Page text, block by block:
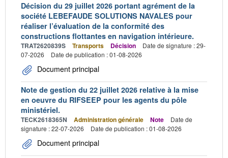
Décision du 29 juillet 2026 portant agrément de la
société LEBEFAUDE SOLUTIONS NAVALES pour
réaliser l’évaluation de la conformité des
constructions flottantes en navigation intérieure.
TRAT2620839S Transports Décision
Date de signature : 29-
07-2026
Date de publication : 01-08-2026
Document principal
Note de gestion du 22 juillet 2026 relative à la mise
en oeuvre du RIFSEEP pour les agents du pôle
ministériel.
TECK2618365N Administration générale Note
Date de
signature : 22-07-2026
Date de publication : 01-08-2026
Document principal